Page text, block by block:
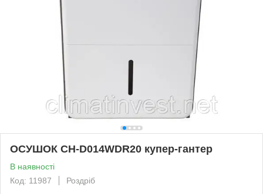
ОСУШОК CH-D014WDR20 купер-гантер
В наявності
Код: 11987
Роздріб